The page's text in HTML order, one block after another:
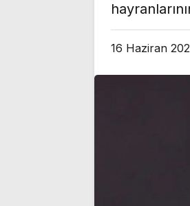
16 Haziran
Başkanı Ahmet